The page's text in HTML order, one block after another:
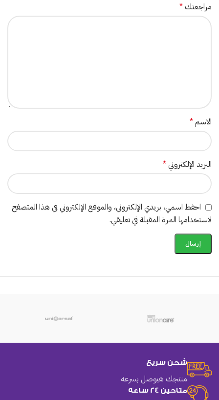
مراجعتك*
الاسم*
البريد الإلكتروني*
احفظ اسمي، بريدي الإلكتروني، والموقع الإلكتروني في هذا المتصفح
لاستخدامها المرة المقبلة في تعليقي.
شحن سريع
منتجك هيوصل بسرعه
متاحين 24 ساعه